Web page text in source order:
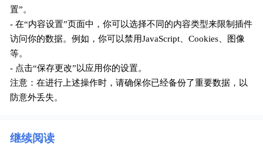
置”。
- 在“内容设置”页面中，你可以选择不同的内容类型来限制插件
访问你的数据。例如，你可以禁用JavaScript、Cookies、图像
等。
- 点击“保存更改”以应用你的设置。
注意：在进行上述操作时，请确保你已经备份了重要数据，以
防意外丢失。
继续阅读